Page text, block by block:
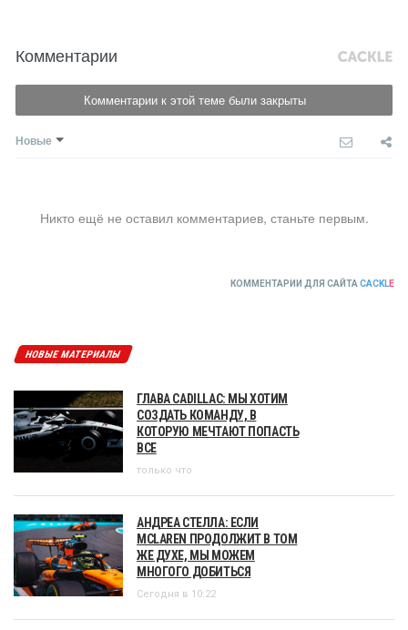
Комментарии
Комментарии к этой теме были закрыты
Новые
Никто ещё не оставил комментариев, станьте первым.
КОММЕНТАРИИ ДЛЯ САЙТА CACKLE
НОВЫЕ МАТЕРИАЛЫ
ГЛАВА CADILLAC: МЫ ХОТИМ
СОЗДАТЬ КОМАНДУ, В
КОТОРУЮ МЕЧТАЮТ ПОПАСТЬ
ВСЕ
только что
АНДРЕА СТЕЛЛА: ЕСЛИ
MCLAREN ПРОДОЛЖИТ В ТОМ
ЖЕ ДУХЕ, МЫ МОЖЕМ
МНОГОГО ДОБИТЬСЯ
Сегодня в 10:22